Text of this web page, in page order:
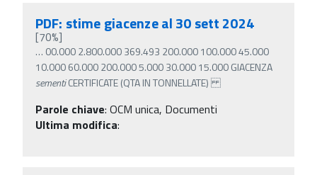
PDF: stime giacenze al 30 sett 2024
[70%]
… 00.000 2.800.000 369.493 200.000 100.000 45.000
10.000 60.000 200.000 5.000 30.000 15.000 GIACENZA
sementiCERTIFICATE (QTA IN TONNELLATE)
Parole chiave: OCM unica, Documenti
Ultima modifica: